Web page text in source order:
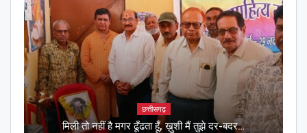
छत्तीसगढ़
मिली तो नहीं है मगर ढूँढता हूँ, ख़ुशी मैं तुझे दर-बदर…